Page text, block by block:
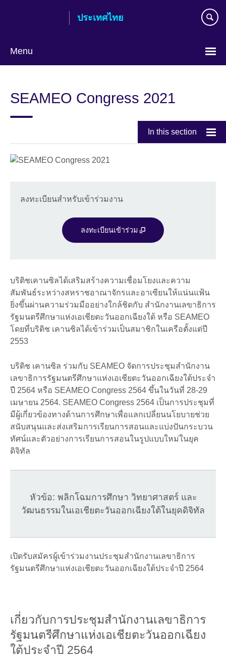
ประเทศไทย
Menu
SEAMEO Congress 2021
In this section
ลงทะเบียนสำหรับเข้าร่วมงาน
ลงทะเบียนเข้าร่วม
บริติชเคานซิลได้เสริมสร้างความเชื่อมโยงและความ
สัมพันธ์ระหว่างสหราชอาณาจักรและอาเซียนให้แน่นแฟ้น
ยิ่งขึ้นผ่านความร่วมมืออย่างใกล้ชิดกับ สำนักงานเลขาธิการ
รัฐมนตรีศึกษาแห่งเอเชียตะวันออกเฉียงใต้ หรือ SEAMEO
โดยที่บริติช เคานซิลได้เข้าร่วมเป็นสมาชิกในเครือตั้งแต่ปี
2553
บริติช เคานซิล ร่วมกับ SEAMEO จัดการประชุมสำนักงาน
เลขาธิการรัฐมนตรีศึกษาแห่งเอเชียตะวันออกเฉียงใต้ประจำ
ปี 2564 หรือ SEAMEO Congress 2564 ขึ้นในวันที่ 28-29
เมษายน 2564. SEAMEO Congress 2564 เป็นการประชุมที่
มีผู้เกี่ยวข้องทางด้านการศึกษาเพื่อแลกเปลี่ยนนโยบายช่วย
สนับสนุนและส่งเสริมการเรียนการสอนและแบ่งปันกระบวน
ทัศน์และตัวอย่างการเรียนการสอนในรูปแบบใหม่ในยุค
ดิจิทัล
หัวข้อ: พลิกโฉมการศึกษา วิทยาศาสตร์ และ
วัฒนธรรมในเอเชียตะวันออกเฉียงใต้ในยุคดิจิทัล
เปิดรับสมัครผู้เข้าร่วมงานประชุมสำนักงานเลขาธิการ
รัฐมนตรีศึกษาแห่งเอเชียตะวันออกเฉียงใต้ประจำปี 2564
เกี่ยวกับการประชุมสำนักงานเลขาธิการ
รัฐมนตรีศึกษาแห่งเอเชียตะวันออกเฉียง
ใต้ประจำปี 2564